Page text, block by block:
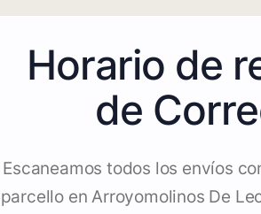
Horario de
de
Escaneamos todos los envíos
parcello en Arroyomolinos De